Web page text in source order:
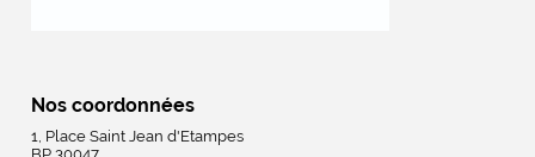
Nos coordonnées
1, Place Saint Jean d'Etampes